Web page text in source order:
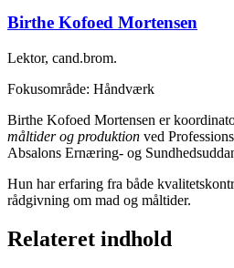
Birthe Kofoed Mortensen
Lektor, cand.brom.
Fokusområde: Håndværk
Birthe Kofoed Mortensen er
måltider og produktion ved
Absalons Ernæring- og
Hun har erfaring fra både
rådgivning om mad og måltider.
Relateret indhold